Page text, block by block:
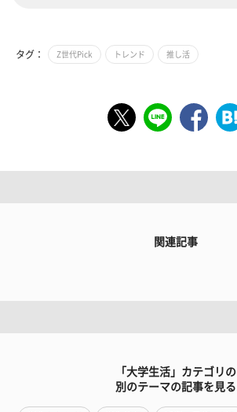
タグ： Z世代Pick トレンド 推し活
関連記事
「大学生活」カテゴリの
別のテーマの記事を見る